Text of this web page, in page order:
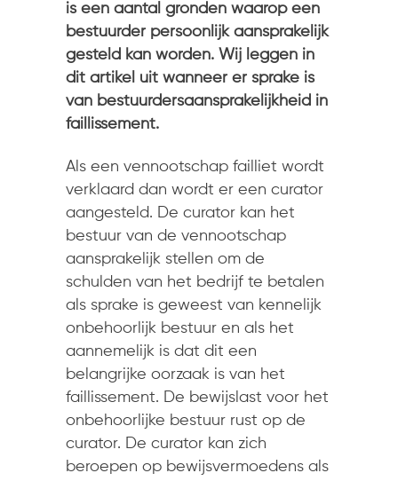
is een aantal gronden waarop een
bestuurder persoonlijk aansprakelijk
gesteld kan worden. Wij leggen in
dit artikel uit wanneer er sprake is
van bestuurdersaansprakelijkheid in
faillissement.
Als een vennootschap failliet wordt
verklaard dan wordt er een curator
aangesteld. De curator kan het
bestuur van de vennootschap
aansprakelijk stellen om de
schulden van het bedrijf te betalen
als sprake is geweest van kennelijk
onbehoorlijk bestuur en als het
aannemelijk is dat dit een
belangrijke oorzaak is van het
faillissement. De bewijslast voor het
onbehoorlijke bestuur rust op de
curator. De curator kan zich
beroepen op bewijsvermoedens als